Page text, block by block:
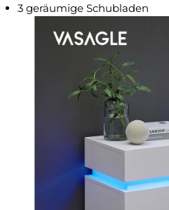
3 geräumige Schubladen